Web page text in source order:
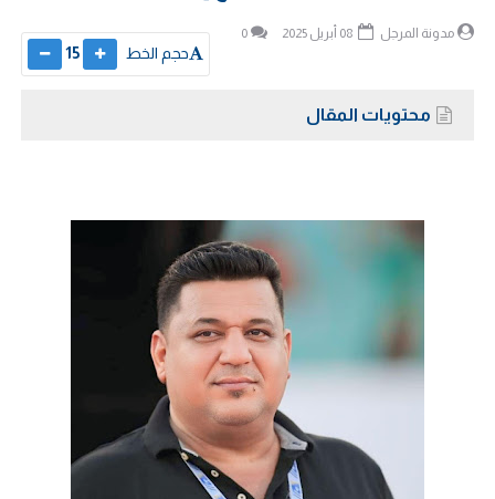
مدونة المرجل 0
حجم الخط 15
محتويات المقال